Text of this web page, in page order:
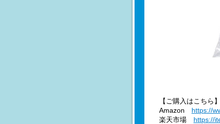
【ご購入はこちら
Amazon https://
楽天市場 https://